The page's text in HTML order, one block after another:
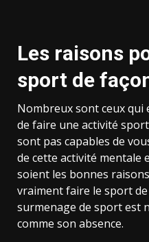
Les raisons
sport de
Nombreux sont ceux qui
de faire une activité
sont pas capables de
de cette activité mentale
soient les bonnes
vraiment faire le sport
surmenage de sport est
comme son absence.